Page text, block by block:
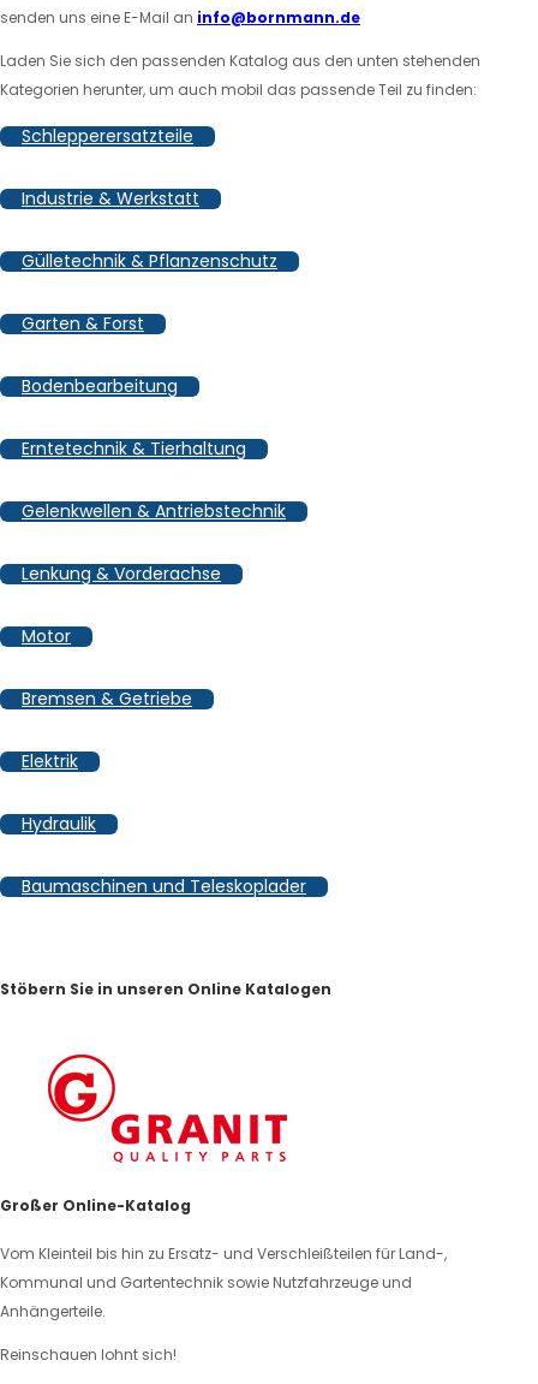
senden uns eine E-Mail an info@bornmann.de
Laden Sie sich den passenden Katalog aus den unten stehenden
Kategorien herunter, um auch mobil das passende Teil zu finden:
Schlepperersatzteile
Industrie & Werkstatt
Gülletechnik & Pflanzenschutz
Garten & Forst
Bodenbearbeitung
Erntetechnik & Tierhaltung
Gelenkwellen & Antriebstechnik
Lenkung & Vorderachse
Motor
Bremsen & Getriebe
Elektrik
Hydraulik
Baumaschinen und Teleskoplader
Stöbern Sie in unseren Online Katalogen
Großer Online-Katalog
Vom Kleinteil bis hin zu Ersatz- und Verschleißteilen für Land-,
Kommunal und Gartentechnik sowie Nutzfahrzeuge und
Anhängerteile.
Reinschauen lohnt sich!